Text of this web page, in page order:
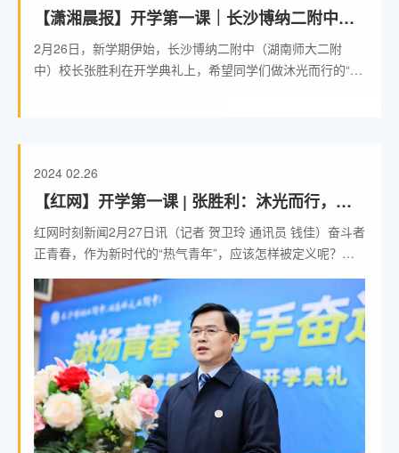
行的“热气青年”。
【潇湘晨报】开学第一课｜长沙博纳二附中
（湖南师大二附中）校长张胜利：做沐光而行
的“热气青年”
2月26日，新学期伊始，长沙博纳二附中（湖南师大二附
中）校长张胜利在开学典礼上，希望同学们做沐光而行的“热
2024 02.26
【红网】开学第一课 | 张胜利：沐光而行，做
有朝气、锐气、底气的“热气青年”
红网时刻新闻2月27日讯（记者 贺卫玲 通讯员 钱佳）奋斗者
正青春，作为新时代的“热气青年”，应该怎样被定义呢？龙
年春季开学典礼上，长沙博纳二附中（湖南师大二附中）校
长张胜利希望同学们做有朝气、锐气、底气的“热气青年”，
在青春的舞台上尽情挥洒，绽放光芒。